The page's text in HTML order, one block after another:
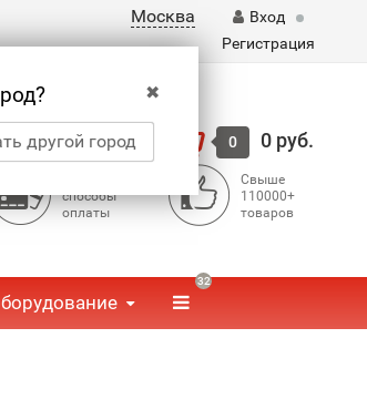
Москва
✖
другой город
Вход
Регистрация
Корзина 0 0 руб.
способы
оплаты
Свыше
110000+
товаров
32